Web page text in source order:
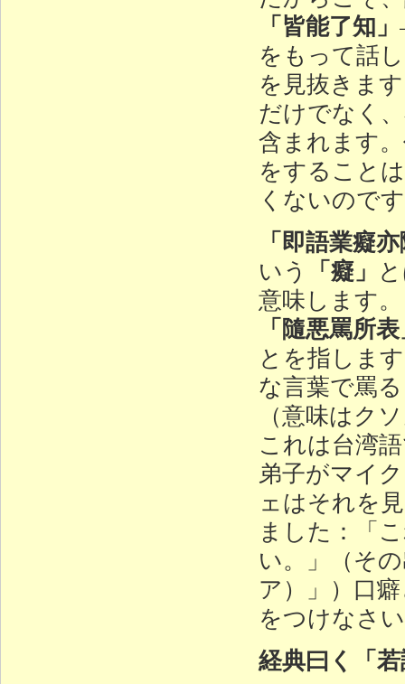
「皆能了知」
をもって話
を見抜きま
だけでなく
含まれます
をすること
くないので
「即語業癡
いう 「癡」
意味します。
「隨悪罵所
とを指しま
な言葉で罵
（意味はク
これは台湾
弟子がマイ
ェはそれを
ました：「
い。」（そ
ア）」）口
をつけなさ
経典曰く「